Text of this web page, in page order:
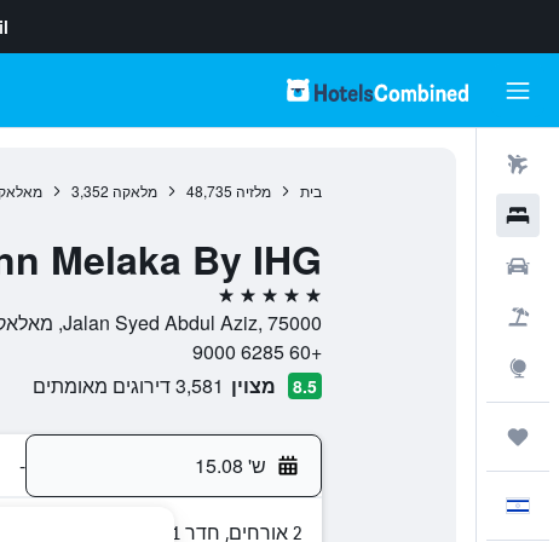
בית מלזיה 48,735 מלאקה 3,352
Melaka By IHG
5 כוכבים
Jalan Syed Abdul Aziz, 75000, מאלאקה, מלאקה, מלזיה
+60 6285 9000
8.5 מצוין 3,581 דירוגים מאומתים
ש' 15.08 -
2 אורחים, חדר 1